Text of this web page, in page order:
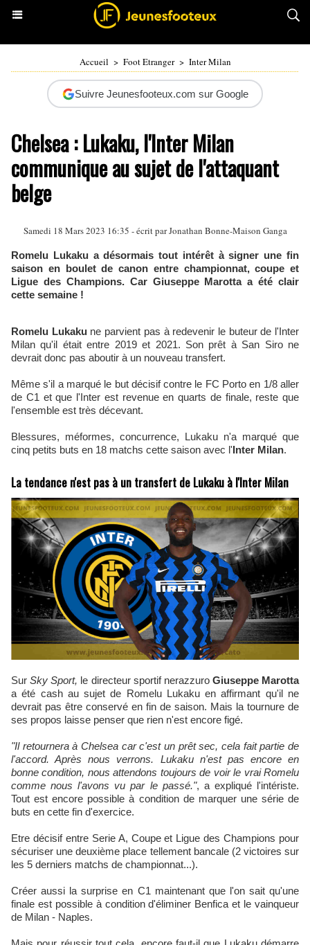
Accueil > Foot Etranger > Inter Milan
Suivre Jeunesfooteux.com sur Google
Chelsea : Lukaku, l'Inter Milan
communique au sujet de l'attaquant
belge
Samedi 18 Mars 2023 16:35 - écrit parJonathan Bonne-Maison Ganga
Romelu Lukaku a désormais tout intérêt à signer une fin
saison en boulet de canon entre championnat, coupe et
Ligue des Champions. Car Giuseppe Marotta a été clair
cette semaine !
Romelu Lukakune parvient pas à redevenir le buteur de l'Inter
Milan qu'il était entre 2019 et 2021. Son prêt à San Siro ne
devrait donc pas aboutir à un nouveau transfert.
Même s'il a marqué le but décisif contre le FC Porto en 1/8 aller
de C1 et que l'Inter est revenue en quarts de finale, reste que
l'ensemble est très décevant.
Blessures, méformes, concurrence, Lukaku n'a marqué que
cinq petits buts en 18 matchs cette saison avec l'Inter Milan.
La tendance n'est pas à un transfert de Lukaku à l'Inter Milan
SurSky Sport, le directeur sportif nerazzuro Giuseppe Marotta
a été cash au sujet de Romelu Lukaku en affirmant qu'il ne
devrait pas être conservé en fin de saison. Mais la tournure de
ses propos laisse penser que rien n'est encore figé.
"Il retournera à Chelsea car c'est un prêt sec, cela fait partie de
l'accord. Après nous verrons. Lukaku n'est pas encore en
bonne condition, nous attendons toujours de voir le vrai Romelu
comme nous l'avons vu par le passé.", a expliqué l'intériste.
Tout est encore possible à condition de marquer une série de
buts en cette fin d'exercice.
Etre décisif entre Serie A, Coupe et Ligue des Champions pour
sécuriser une deuxième place tellement bancale (2 victoires sur
les 5 derniers matchs de championnat...).
Créer aussi la surprise en C1 maintenant que l'on sait qu'une
finale est possible à condition d'éliminer Benfica et le vainqueur
de Milan - Naples.